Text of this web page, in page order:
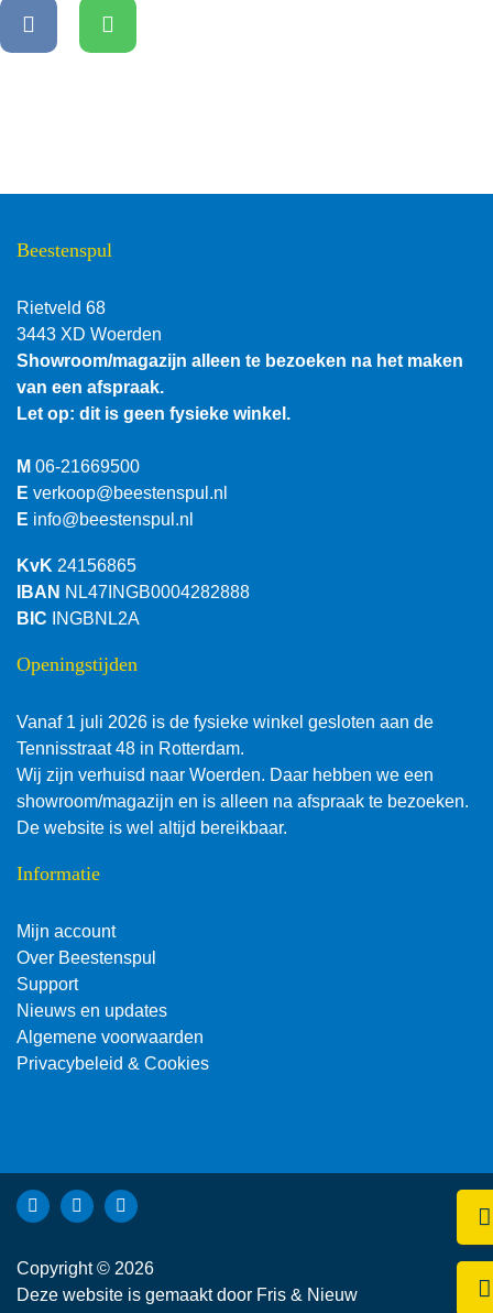
Beestenspul
Rietveld 68
3443 XD Woerden
Showroom/magazijn alleen te bezoeken na het maken
van een afspraak.
Let op: dit is geen fysieke winkel.
M 06-21669500
E verkoop@beestenspul.nl
E info@beestenspul.nl
KvK 24156865
IBAN NL47INGB0004282888
BIC INGBNL2A
Openingstijden
Vanaf 1 juli 2026 is de fysieke winkel gesloten aan de
Tennisstraat 48 in Rotterdam.
Wij zijn verhuisd naar Woerden. Daar hebben we een
showroom/magazijn en is alleen na afspraak te bezoeken.
De website is wel altijd bereikbaar.
Informatie
Mijn account
Over Beestenspul
Support
Nieuws en updates
Algemene voorwaarden
Privacybeleid & Cookies
Bekijk Facebook van Beestenspul dierensport en -
Bekijk Instagram van Beestenspul dierensport en -
Bekijk YouTube van Beestenspul dierensport en
Copyright © 2026
Deze website is gemaakt door Fris & Nieuw